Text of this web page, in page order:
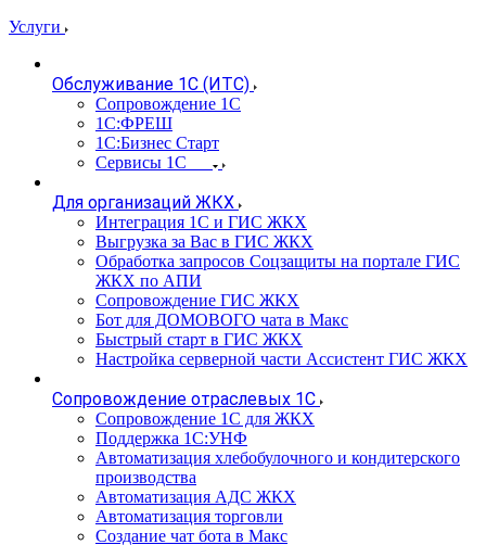
Услуги
Обслуживание 1С (ИТС)
Сопровождение 1С
1С:ФРЕШ
1С:Бизнес Старт
Сервисы 1С
Для организаций ЖКХ
Интеграция 1С и ГИС ЖКХ
Выгрузка за Вас в ГИС ЖКХ
Обработка запросов Соцзащиты на портале ГИС
ЖКХ по АПИ
Сопровождение ГИС ЖКХ
Бот для ДОМОВОГО чата в Макс
Быстрый старт в ГИС ЖКХ
Настройка серверной части Ассистент ГИС ЖКХ
Сопровождение отраслевых 1С
Сопровождение 1С для ЖКХ
Поддержка 1С:УНФ
Автоматизация хлебобулочного и кондитерского
производства
Автоматизация АДС ЖКХ
Автоматизация торговли
Создание чат бота в Макс